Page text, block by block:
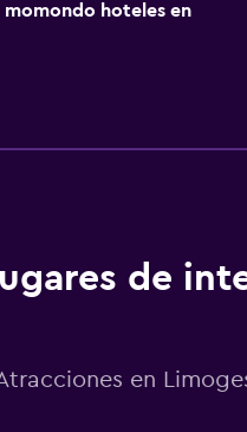
momondo hoteles en
de
en